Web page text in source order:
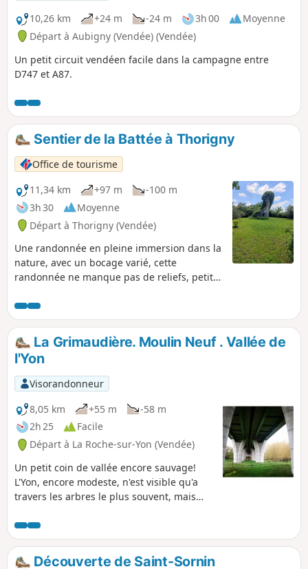
10,26 km
+24 m -24 m 3h 00
Moyenne
Départ à Aubigny (Vendée) (Vendée)
Un petit circuit vendéen facile dans la campagne entre
D747 et A87.
Sentier de la Battée à Thorigny
Office de tourisme
11,34 km
+97 m
-100 m
3h 30
Moyenne
Départ à Thorigny (Vendée)
Une randonnée en pleine immersion dans la
nature, avec un bocage varié, cette
randonnée ne manque pas de reliefs, petites
ruisseaux, on a le sentiment d'être loin de
tout. Attention aux parties boueuses en
période d'hiver.
La Grimaudière. Moulin Neuf . Vallée de
l'Yon
Visorandonneur
8,05 km
+55 m
-58 m
2h 25
Facile
Départ à La Roche-sur-Yon (Vendée)
Un petit coin de vallée encore sauvage!
L'Yon, encore modeste, n'est visible qu'a
travers les arbres le plus souvent, mais
sonore, tant les oiseaux nous
accompagnent.
Découverte de Saint-Sornin